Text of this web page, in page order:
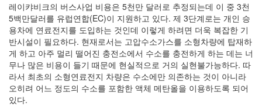
레이캬비크의 버스사업 비용은 5천만 달러로 추정되는데 이 중 3천
5백만달러를 유럽연합(EC)이 지원하고 있다. 제 3단계로는 개인 승
용차에 연료전지를 도입하는 것인데 이렇게 하려면 더욱 복잡한 기
반시설이 필요하다. 현재로서는 고압수소가스를 소형차량에 탑재하
게 하고 아주 멀리 떨어진 충전소에서 수소를 충전하게 하는 데는 너
무나 많은 비용이 들기 때문에 현실적으로 거의 실현불가능하다. 따
라서 최초의 소형연료전지 차량은 수소에만 의존하는 것이 아니라
오히려 어느 정도의 수소를 포함한 액체 메탄올을 이용하도록 되어
있다.